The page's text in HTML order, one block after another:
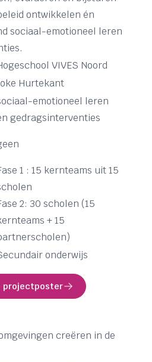
ontwikkelen én
sociaal-emotioneel leren
VIVES Noord
Hurtekant
emotioneel leren
gedragsinterventies
1 : 15 kernteams uit 15
2: 30 scholen (15
+ 15
onderwijs
projectposter
creëren in de